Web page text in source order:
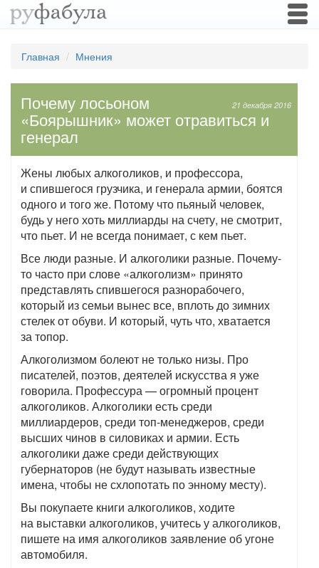
Главная Мнения
21 декабря 2016
Почему лосьоном
«Боярышник» может отравиться и
генерал
Жены любых алкоголиков, и профессора,
и спившегося грузчика, и генерала армии, боятся
одного и того же. Потому что пьяный человек,
будь у него хоть миллиарды на счету, не смотрит,
что пьет. И не всегда понимает, с кем пьет.
Все люди разные. И алкоголики разные. Почему-
то часто при слове «алкоголизм» принято
представлять спившегося разнорабочего,
который из семьи вынес все, вплоть до зимних
стелек от обуви. И который, чуть что, хватается
за топор.
Алкоголизмом болеют не только низы. Про
писателей, поэтов, деятелей искусства я уже
говорила. Профессура — огромный процент
алкоголиков. Алкоголики есть среди
миллиардеров, среди топ-менеджеров, среди
высших чинов в силовиках и армии. Есть
алкоголики даже среди действующих
губернаторов (не будут называть известные
имена, чтобы не схлопотать по энному месту).
Вы покупаете книги алкоголиков, ходите
на выставки алкоголиков, учитесь у алкоголиков,
пишете на имя алкоголиков заявление об угоне
автомобиля.